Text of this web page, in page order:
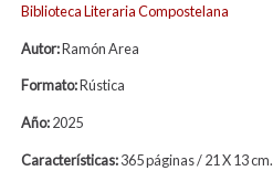
Biblioteca Literaria Compostelana
Autor:Ramón Area
Formato:Rústica
Año:2025
Características:365 páginas / 21 X 13 cm.